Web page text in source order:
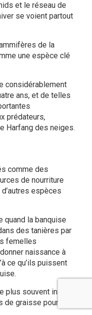
et le réseau de
se voient partout
de la
une espèce clé
considérablement
ans, et de telles
prédateurs,
Harfang des neiges.
comme des
de nourriture
espèces
quand la banquise
des tanières par
femelles
naissance à
ce qu’ils puissent
plus souvent inactifs
de graisse pour